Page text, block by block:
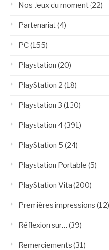
Nos Jeux du moment(22)
Partenariat(4)
PC(155)
Playstation (20)
PlayStation 2 (18)
Playstation 3 (130)
Playstation 4 (391)
PlayStation 5 (24)
Playstation Portable (5)
PlayStation Vita (200)
Premières impressions (12)
Réflexion sur… (39)
Remerciements (31)